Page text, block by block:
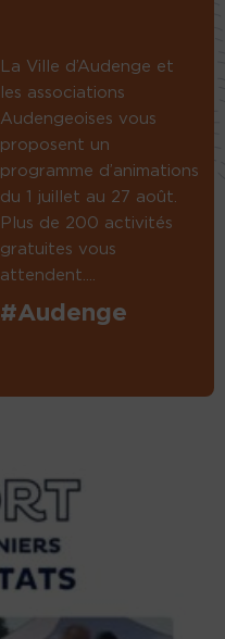
La Ville d’Audenge et
les associations
Audengeoises vous
proposent un
programme d’animations
du 1 juillet au 27 août.
Plus de 200 activités
gratuites vous
attendent....
#Audenge